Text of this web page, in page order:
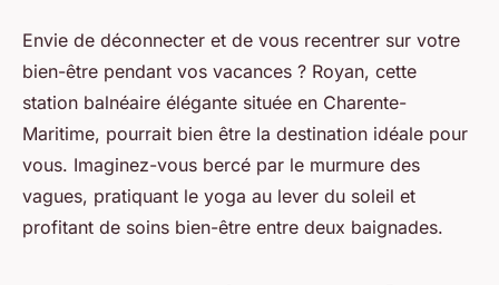
Quels sont les campings de
Royan qui proposent des
activités de yoga et de bien-
être ?
Pauline•19 janvier 2024 •2 min de lecture
Envie de déconnecter et de vous recentrer sur votre
bien-être pendant vos vacances ? Royan, cette
station balnéaire élégante située en Charente-
Maritime, pourrait bien être la destination idéale pour
vous. Imaginez-vous bercé par le murmure des
vagues, pratiquant le yoga au lever du soleil et
profitant de soins bien-être entre deux baignades.